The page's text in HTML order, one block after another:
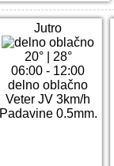
Jutro
20°| 28°
06:00 - 12:00
delno oblačno
Veter JV 3km/h
Padavine 0.5mm.